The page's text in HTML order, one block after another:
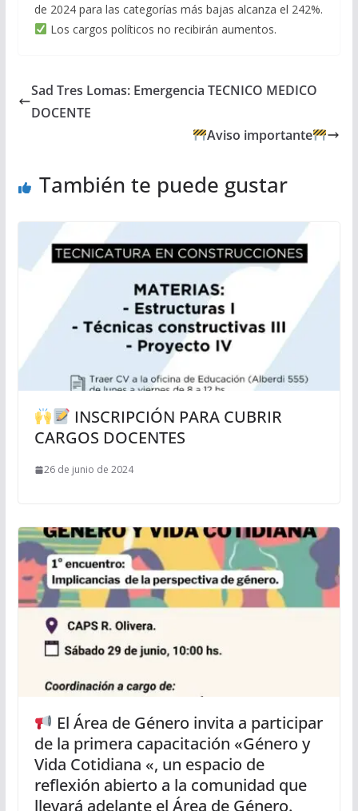
de 2024 para las categorías más bajas alcanza el 242%.
Los cargos políticos no recibirán aumentos.
Sad Tres Lomas: Emergencia TECNICO MEDICO
DOCENTE
Aviso importante
También te puede gustar
INSCRIPCIÓN PARA CUBRIR
CARGOS DOCENTES
26 de junio de 2024
El Área de Género invita a participar
de la primera capacitación «Género y
Vida Cotidiana «, un espacio de
reflexión abierto a la comunidad que
llevará adelante el Área de Género.